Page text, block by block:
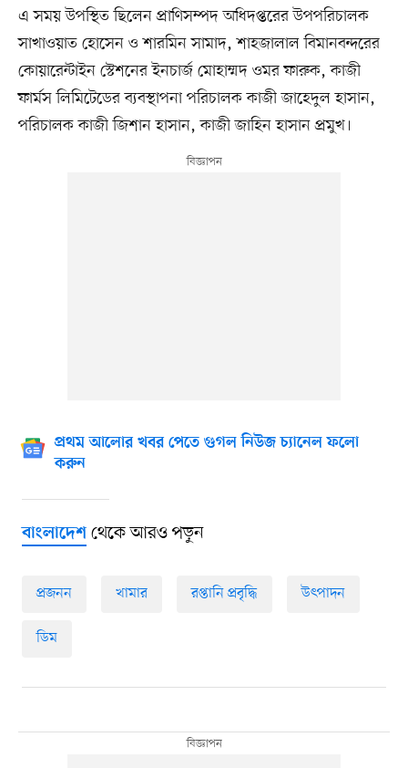
এ সময় উপস্থিত ছিলেন প্রাণিসম্পদ অধিদপ্তরের উপপরিচালক
সাখাওয়াত হোসেন ও শারমিন সামাদ, শাহজালাল বিমানবন্দরের
কোয়ারেন্টাইন স্টেশনের ইনচার্জ মোহাম্মদ ওমর ফারুক, কাজী
ফার্মস লিমিটেডের ব্যবস্থাপনা পরিচালক কাজী জাহেদুল হাসান,
পরিচালক কাজী জিশান হাসান, কাজী জাহিন হাসান প্রমুখ।
প্রথম আলোর খবর পেতে গুগল নিউজ চ্যানেল ফলো
করুন
বাংলাদেশথেকে আরও পড়ুন
প্রজনন খামার রপ্তানি প্রবৃদ্ধি উৎপাদন
ডিম